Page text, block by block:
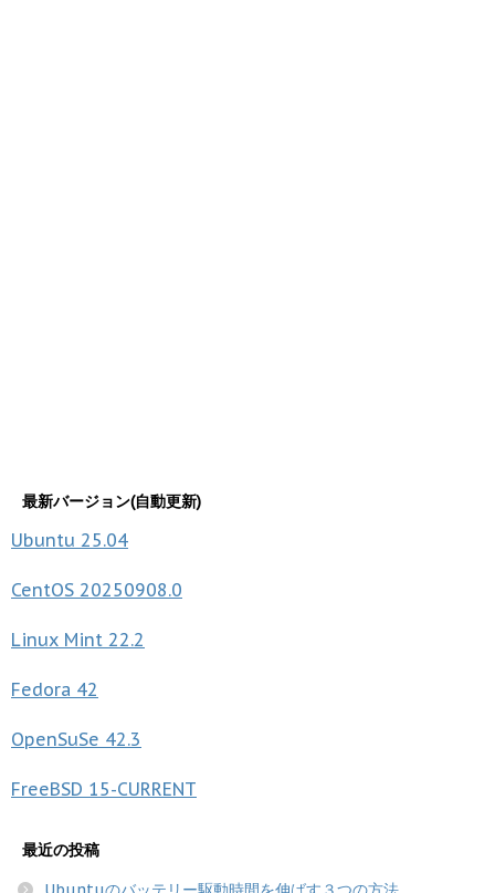
最新バージョン(自動更新)
Ubuntu 25.04
CentOS 20250908.0
Linux Mint 22.2
Fedora 42
OpenSuSe 42.3
FreeBSD 15-CURRENT
最近の投稿